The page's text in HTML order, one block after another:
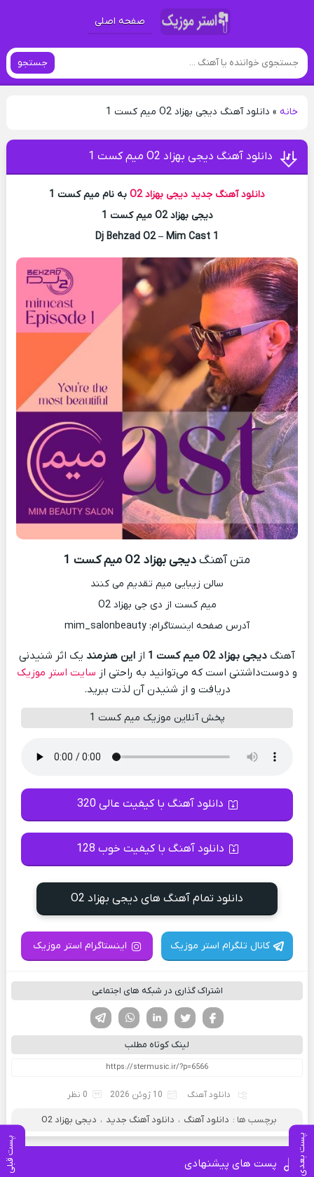
صفحه اصلی
جستجو
خانه» دانلود آهنگ دیجی بهزاد O2 میم کست 1
پست بعدی پست قبلی
دانلود آهنگ دیجی بهزاد O2 میم کست 1
دانلود آهنگ جدید دیجی بهزاد O2
به نام میم کست 1
دیجی بهزاد O2 میم کست 1
Dj Behzad O2 – Mim Cast 1
متن آهنگدیجی بهزاد O2 میم کست 1
سالن زیبایی میم تقدیم می کنند
میم کست از دی جی بهزاد O2
آدرس صفحه اینستاگرام: mim_salonbeauty
آهنگ دیجی بهزاد O2 میم کست 1 از این هنرمند یک اثر شنیدنی
و دوست‌داشتنی است که می‌توانید به راحتی از سایت استر موزیک
دریافت و از شنیدن آن لذت ببرید.
پخش آنلاین موزیک میم کست 1
دانلود آهنگ با کیفیت عالی 320
دانلود آهنگ با کیفیت خوب 128
دانلود تمام آهنگ های دیجی بهزاد O2
کانال تلگرام استر موزیک اینستاگرام استر موزیک
اشتراک گذاری در شبکه های اجتماعی
لینکدین تویتر
فیسوک
لینک کوتاه مطلب
دانلود آهنگ 10 ژوئن 2026 0 نظر
برچسب ها : دانلود آهنگ ، دانلود آهنگ جدید ، دیجی بهزاد O2
پست های پیشنهادی